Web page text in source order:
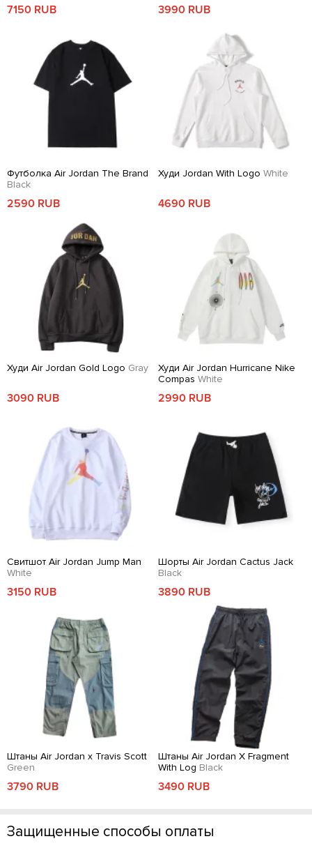
7150 RUB 3990 RUB
Футболка Air Jordan The Brand
Black
2590 RUB
Худи Jordan With Logo White
4690 RUB
Худи Air Jordan Gold Logo Gray
3090 RUB
Худи Air Jordan Hurricane Nike
Compas White
2990 RUB
Свитшот Air Jordan Jump Man
White
3150 RUB
Шорты Air Jordan Cactus Jack
Black
3890 RUB
Штаны Air Jordan x Travis Scott
Green
3790 RUB
Штаны Air Jordan X Fragment
With Log Black
3490 RUB
Защищенные способы оплаты